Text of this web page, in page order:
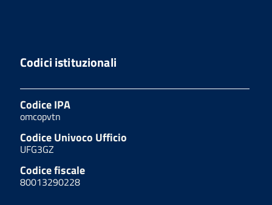
Codici istituzionali
Codice IPA
omcopvtn
Codice Univoco Ufficio
UFG3GZ
Codice fiscale
80013290228